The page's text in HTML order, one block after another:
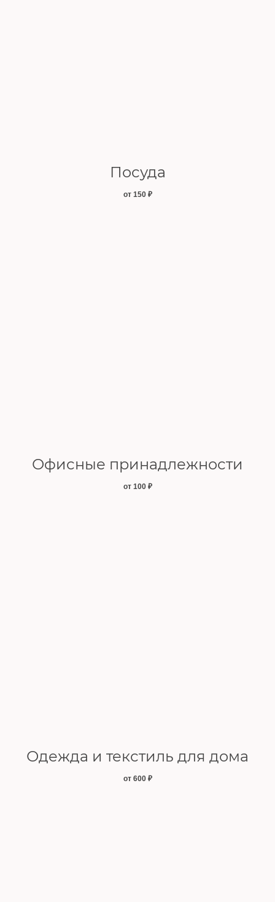
Посуда
от 150 ₽
Офисные принадлежности
от 100 ₽
Одежда и текстиль для дома
от 600 ₽